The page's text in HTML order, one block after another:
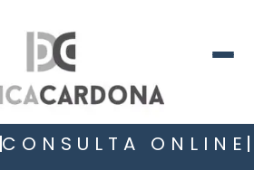
CONSULTA ONLINE